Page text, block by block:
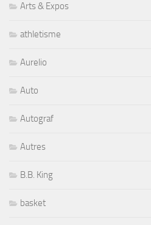
Arts & Expos
athletisme
Aurelio
Auto
Autograf
Autres
B.B. King
basket